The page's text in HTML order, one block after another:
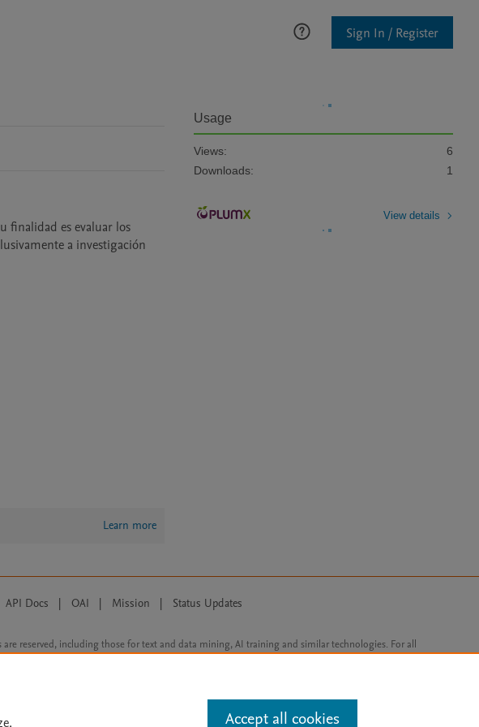
Sign In / Register
finalidad es evaluar los
a investigación
Learn more
Usage
Views:
6
Downloads:
1
View details
API Docs | OAI | Mission | Status Updates
reserved, including those for text and data mining, AI training and similar technologies. For all
Accept all cookies